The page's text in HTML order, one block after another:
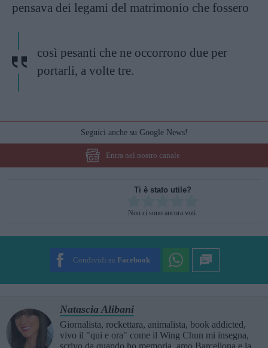
pensava dei legami del matrimonio che fossero
così pesanti che ne occorrono due per
portarli, a volte tre.
Seguici anche su Google News!
Entra nel nostro canale
Ti è stato utile?
Non ci sono ancora voti.
Condividi su Facebook
Natascia Alibani
Giornalista, rockettara, animalista, book addicted,
vivo il "qui e ora" come il Wing Chun mi insegna,
scrivo da quando ho memoria, amo Barcellona e la